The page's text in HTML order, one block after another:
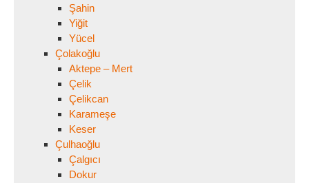
Şahin
Yiğit
Yücel
Çolakoğlu
Aktepe – Mert
Çelik
Çelikcan
Karameşe
Keser
Çulhaoğlu
Çalgıcı
Dokur